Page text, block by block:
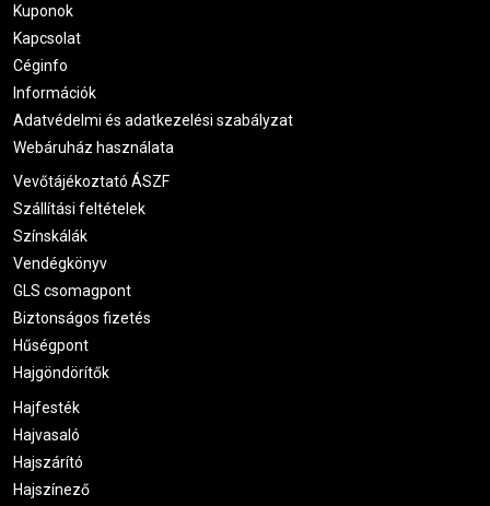
Kuponok
Kapcsolat
Céginfo
Információk
Adatvédelmi és adatkezelési szabályzat
Webáruház használata
Vevőtájékoztató ÁSZF
Szállítási feltételek
Színskálák
Vendégkönyv
GLS csomagpont
Biztonságos fizetés
Hűségpont
Hajgöndörítők
Hajfesték
Hajvasaló
Hajszárító
Hajszínező